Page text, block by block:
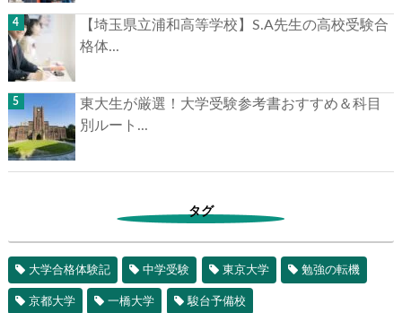
【埼玉県立浦和高等学校】S.A先生の高校受験合
格体...
東大生が厳選！大学受験参考書おすすめ＆科目
別ルート...
タグ
大学合格体験記 中学受験 東京大学 勉強の転機
京都大学 一橋大学 駿台予備校